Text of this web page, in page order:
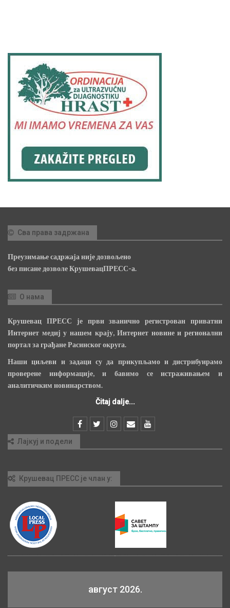
Сва права задржана
Преузимање садржаја није дозвољено
без писане дозволе КрушевацПРЕСС-а.
О нама
Крушевац ПРЕСС је први званично регистрован приватни
Интернет медиј у нашем крају, Интернет новине и регионални
портал за грађане Расинског округа.
Наши циљеви и задаци су да прикупљамо и дистрибуирамо
проверене информације, и бавимо се истраживањем и
аналитичким новинарством.
Čitaj dalje...
Лајкуј и подели
Крушевац ПРЕСС је члан у:
август 2026.